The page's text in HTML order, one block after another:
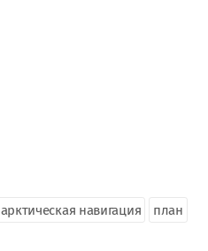
арктическая навигация план